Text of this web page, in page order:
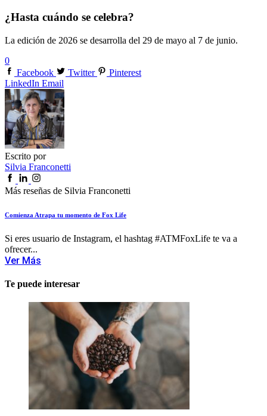
¿Hasta cuándo se celebra?
La edición de 2026 se desarrolla del 29 de mayo al 7 de junio.
0
Facebook
Twitter
Pinterest
LinkedIn Email
Escrito por
Silvia Franconetti
Más reseñas de Silvia Franconetti
Comienza Atrapa tu momento de Fox Life
Si eres usuario de Instagram, el hashtag #ATMFoxLife te va a
ofrecer...
Ver Más
Te puede interesar